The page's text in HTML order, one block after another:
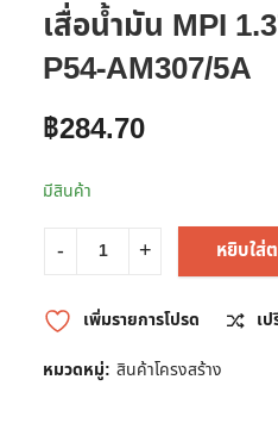
เสื่อน้ำมัน MPI
P54-AM307/5A
฿284.70
มีสินค้า
หยิบใส่
เพิ่มรายการโปรด
เ
หมวดหมู่: สินค้าโครงสร้าง